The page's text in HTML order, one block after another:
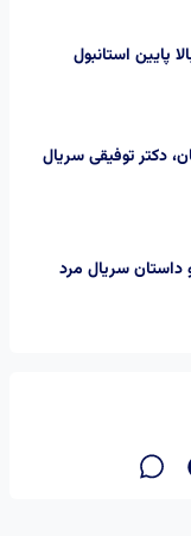
پایین استانبول
دکتر توفیقی سریال
داستان سریال مرد